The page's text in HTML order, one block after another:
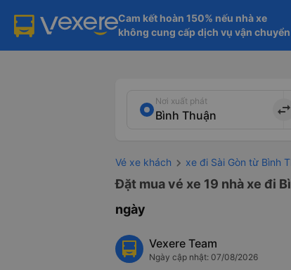
Cam kết hoàn 150% nếu nhà xe
không cung cấp dịch vụ vận
Nơi xuất phát
import_export
Vé xe khách xe đi Sài Gòn từ Bình
Đặt mua vé xe 19 nhà xe đi
ngày
Vexere Team
Ngày cập nhật: 07/08/2026